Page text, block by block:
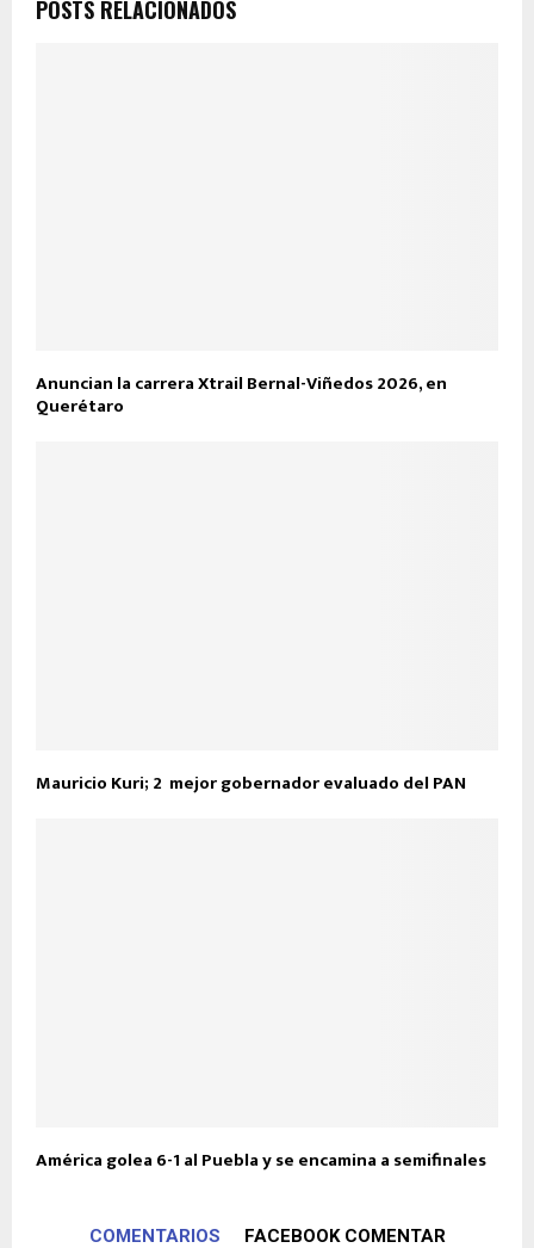
POSTS RELACIONADOS
Anuncian la carrera Xtrail Bernal-Viñedos 2026, en
Querétaro
Mauricio Kuri; 2º mejor gobernador evaluado del PAN
América golea 6-1 al Puebla y se encamina a semifinales
COMENTARIOS FACEBOOK COMENTAR